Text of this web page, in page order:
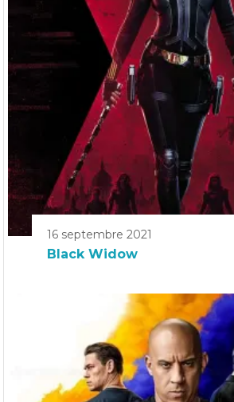
16 septembre 2021
Black Widow